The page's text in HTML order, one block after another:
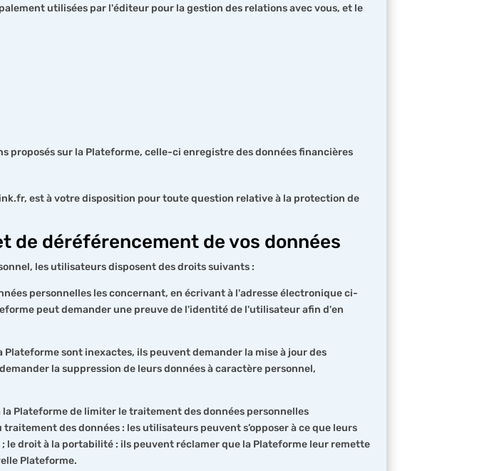
utilisées par l'éditeur pour la gestion des relations avec vous, et le
proposés sur la Plateforme, celle-ci enregistre des données financières
est à votre disposition pour toute question relative à la protection de
de déréférencement de vos données
les utilisateurs disposent des droits suivants :
personnelles les concernant, en écrivant à l'adresse électronique ci-
peut demander une preuve de l'identité de l'utilisateur afin d'en
sont inexactes, ils peuvent demander la mise à jour des
la suppression de leurs données à caractère personnel,
Plateforme de limiter le traitement des données personnelles
des données : les utilisateurs peuvent s’opposer à ce que leurs
le droit à la portabilité : ils peuvent réclamer que la Plateforme leur remette
Plateforme.